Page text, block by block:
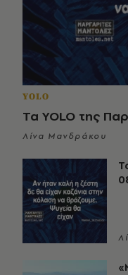
YOLO
Τα YOLO της
Λίνα Μανδράκου